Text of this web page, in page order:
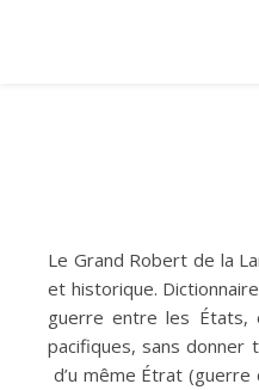
Le Grand Robert de la
et historique.
guerre entre les États,
pacifiques, sans donner
d’u même Étrat